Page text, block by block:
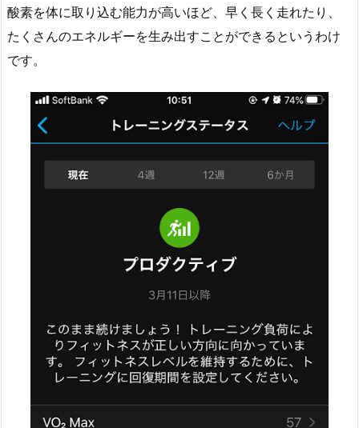
酸素を体に取り込む能力が高いほど、早く長く走れたり、
たくさんのエネルギーを生み出すことができるというわけ
です。